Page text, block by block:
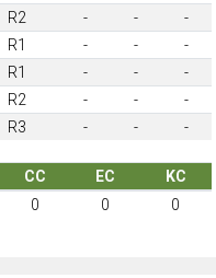
R2 - -
-
R1 - -
-
R1 - -
-
R2 - -
-
R3 - - -
CC EC
KC
0 0 0